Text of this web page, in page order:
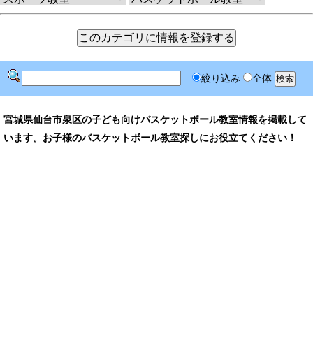
絞り込み 全体
宮城県仙台市泉区の子ども向けバスケットボール教室情報を掲載して
います。お子様のバスケットボール教室探しにお役立てください！